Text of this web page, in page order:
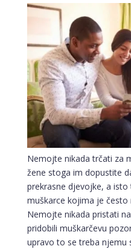
Nemojte nikada trčati za
žene stoga im dopustite
prekrasne djevojke, a
muškarce kojima je često
Nemojte nikada pristati
pridobili muškarčevu
upravo to se treba njemu